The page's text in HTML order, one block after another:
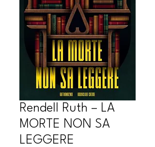
Rendell Ruth – LA
MORTE NON SA
LEGGERE